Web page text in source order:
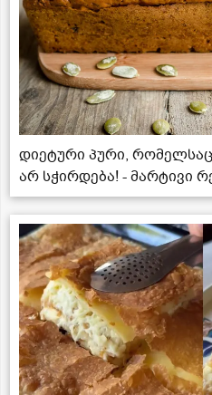
დიეტური პური,
არ სჭირდება! - მარტივი